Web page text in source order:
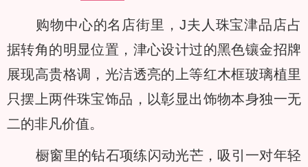
购物中心的名店街里，J夫人珠宝津品店占
据转角的明显位置，津心设计过的黑色镶金招牌
展现高贵格调，光洁透亮的上等红木框玻璃植里
只摆上两件珠宝饰品，以彰显出饰物本身独一无
二的非凡价值。
橱窗里的钻石项练闪动光芒，吸引一对年轻